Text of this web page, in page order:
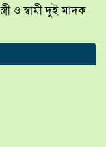
ও স্বামী দুই মাদক